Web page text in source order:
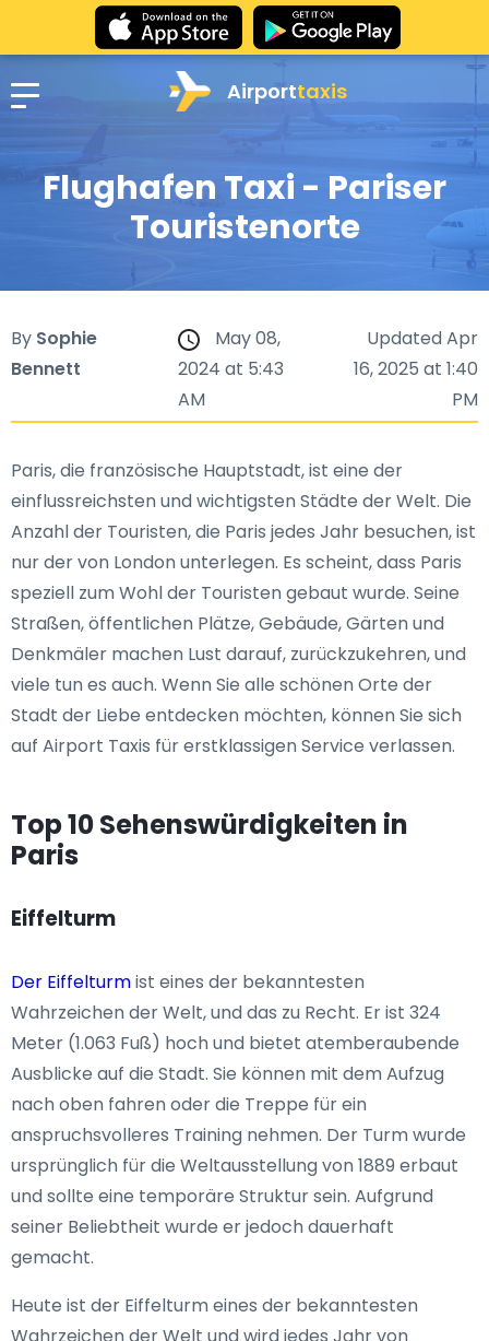
Airporttaxis
Flughafen Taxi - Pariser
Touristenorte
By Sophie
Bennett
May 08,
2024 at 5:43
AM
Updated Apr
16, 2025 at 1:40
PM
Paris, die französische Hauptstadt, ist eine der
einflussreichsten und wichtigsten Städte der Welt. Die
Anzahl der Touristen, die Paris jedes Jahr besuchen, ist
nur der von London unterlegen. Es scheint, dass Paris
speziell zum Wohl der Touristen gebaut wurde. Seine
Straßen, öffentlichen Plätze, Gebäude, Gärten und
Denkmäler machen Lust darauf, zurückzukehren, und
viele tun es auch. Wenn Sie alle schönen Orte der
Stadt der Liebe entdecken möchten, können Sie sich
auf Airport Taxis für erstklassigen Service verlassen.
Top 10 Sehenswürdigkeiten in
Paris
Eiffelturm
Der Eiffelturmist eines der bekanntesten
Wahrzeichen der Welt, und das zu Recht. Er ist 324
Meter (1.063 Fuß) hoch und bietet atemberaubende
Ausblicke auf die Stadt. Sie können mit dem Aufzug
nach oben fahren oder die Treppe für ein
anspruchsvolleres Training nehmen. Der Turm wurde
ursprünglich für die Weltausstellung von 1889 erbaut
und sollte eine temporäre Struktur sein. Aufgrund
seiner Beliebtheit wurde er jedoch dauerhaft
gemacht.
Heute ist der Eiffelturm eines der bekanntesten